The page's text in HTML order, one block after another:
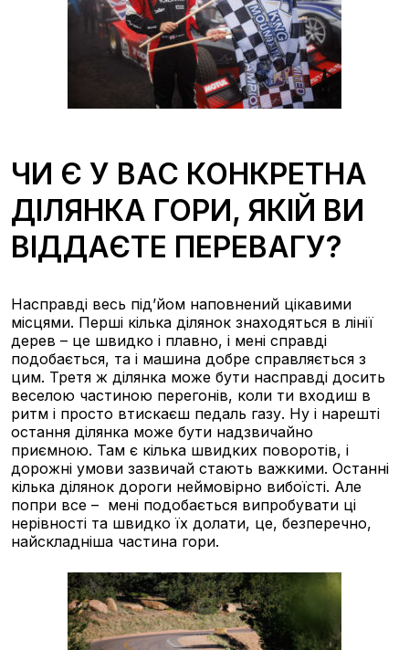
ЧИ Є У ВАС КОНКРЕТНА
ДІЛЯНКА ГОРИ, ЯКІЙ ВИ
ВІДДАЄТЕ ПЕРЕВАГУ?
Насправді весь під’йом наповнений цікавими
місцями. Перші кілька ділянок знаходяться в лінії
дерев – це швидко і плавно, і мені справді
подобається, та і машина добре справляється з
цим. Третя ж ділянка може бути насправді досить
веселою частиною перегонів, коли ти входиш в
ритм і просто втискаєш педаль газу. Ну і нарешті
остання ділянка може бути надзвичайно
приємною. Там є кілька швидких поворотів, і
дорожні умови зазвичай стають важкими. Останні
кілька ділянок дороги неймовірно вибоїсті. Але
попри все – мені подобається випробувати ці
нерівності та швидко їх долати, це, безперечно,
найскладніша частина гори.